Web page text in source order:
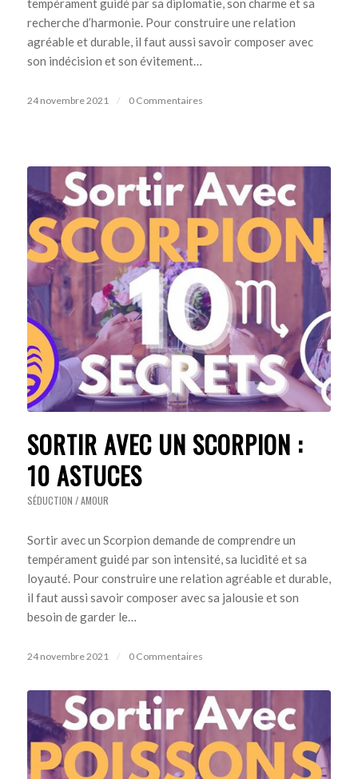
tempérament guidé par sa diplomatie, son charme et sa
recherche d’harmonie. Pour construire une relation
agréable et durable, il faut aussi savoir composer avec
son indécision et son évitement…
24 novembre 2021 / 0 Commentaires
SORTIR AVEC UN SCORPION :
10 ASTUCES
SÉDUCTION / AMOUR
Sortir avec un Scorpion demande de comprendre un
tempérament guidé par son intensité, sa lucidité et sa
loyauté. Pour construire une relation agréable et durable,
il faut aussi savoir composer avec sa jalousie et son
besoin de garder le…
24 novembre 2021 / 0 Commentaires